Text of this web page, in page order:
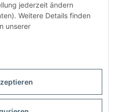
jederzeit ändern
Weitere Details finden
unserer